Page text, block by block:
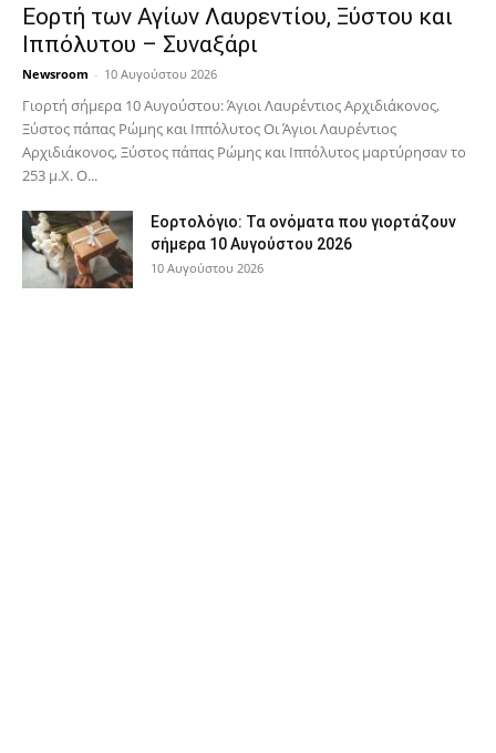
Εορτή των Αγίων Λαυρεντίου, Ξύστου και
Ιππόλυτου – Συναξάρι
Newsroom - 10 Αυγούστου 2026
Γιορτή σήμερα 10 Αυγούστου: Άγιοι Λαυρέντιος Αρχιδιάκονος,
Ξύστος πάπας Ρώμης και Ιππόλυτος Οι Άγιοι Λαυρέντιος
Αρχιδιάκονος, Ξύστος πάπας Ρώμης και Ιππόλυτος μαρτύρησαν το
253 μ.Χ. Ο...
Εορτολόγιο: Τα ονόματα που γιορτάζουν
σήμερα 10 Αυγούστου 2026
10 Αυγούστου 2026